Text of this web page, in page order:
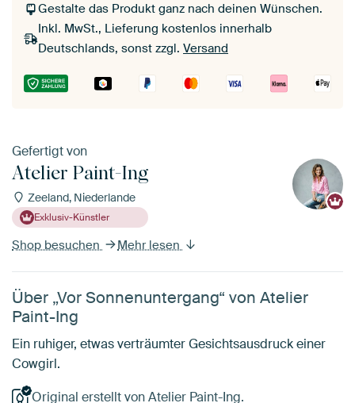
Gestalte das Produkt ganz nach deinen Wünschen.
Inkl. MwSt., Lieferung kostenlos innerhalb
Deutschlands, sonst zzgl. Versand
Gefertigt von
Atelier Paint-Ing
Zeeland, Niederlande
Exklusiv-Künstler
Shop besuchen Mehr lesen
Über „Vor Sonnenuntergang“ von Atelier
Paint-Ing
Ein ruhiger, etwas verträumter Gesichtsausdruck einer
Cowgirl.
Original erstellt von Atelier Paint-Ing.